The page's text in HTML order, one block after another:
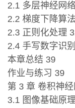
2.1 多层神经网
2.2 梯度下降算
2.3 正则化处理
2.4 手写数字识
本章总结 39
作业与练习 39
第 3 章 卷积神
3.1 图像基础原